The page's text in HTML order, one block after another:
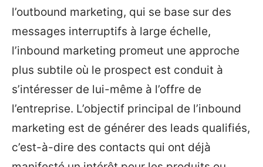
l’outbound marketing, qui se base sur des
messages interruptifs à large échelle,
l’inbound marketing promeut une approche
plus subtile où le prospect est conduit à
s’intéresser de lui-même à l’offre de
l’entreprise. L’objectif principal de l’inbound
marketing est de générer des leads qualifiés,
c’est-à-dire des contacts qui ont déjà